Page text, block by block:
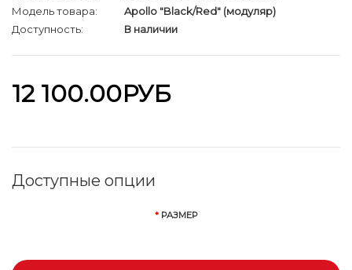
Модель товара:
Apollo "Black/Red" (модуляр)
Доступность:
В наличии
12 100.00РУБ
Доступные опции
РАЗМЕР